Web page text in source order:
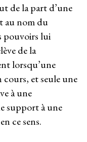
de la part d’une
au nom du
pouvoirs lui
de la
lorsqu’une
et seule une
à une
support à une
ce sens.